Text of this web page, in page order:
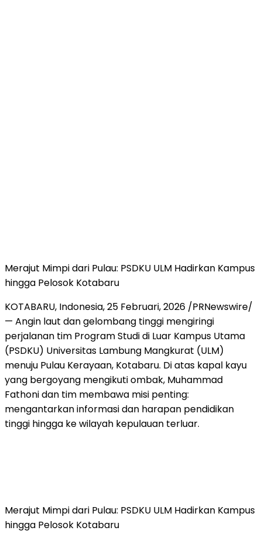
Merajut Mimpi dari Pulau: PSDKU ULM Hadirkan Kampus
hingga Pelosok Kotabaru
KOTABARU, Indonesia, 25 Februari, 2026 /PRNewswire/
— Angin laut dan gelombang tinggi mengiringi
perjalanan tim Program Studi di Luar Kampus Utama
(PSDKU) Universitas Lambung Mangkurat (ULM)
menuju Pulau Kerayaan, Kotabaru. Di atas kapal kayu
yang bergoyang mengikuti ombak, Muhammad
Fathoni dan tim membawa misi penting:
mengantarkan informasi dan harapan pendidikan
tinggi hingga ke wilayah kepulauan terluar.
Merajut Mimpi dari Pulau: PSDKU ULM Hadirkan Kampus
hingga Pelosok Kotabaru